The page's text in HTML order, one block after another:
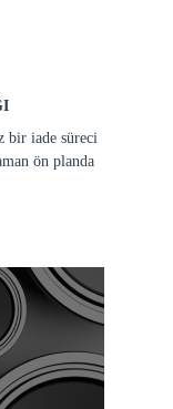
bir iade süreci
ön planda